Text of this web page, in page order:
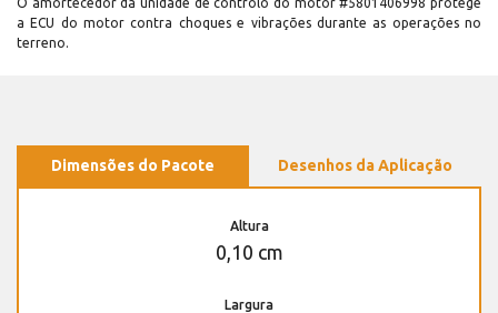
a ECU do motor contra choques e vibrações durante as operações no
terreno.
Dimensões do Pacote Desenhos da Aplicação
Altura
0,10 cm
Largura